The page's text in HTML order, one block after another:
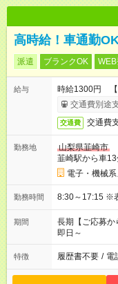
高時給！車通勤
派遣 ブランクOK
給与
時給1300円 【
交通費別途
交通費 交通費
勤務地
山梨県韮崎市
韮崎駅から車
電子・機械
勤務時間
期間
長期【ご応募か
即日～
特徴 履歴書不要 / 電